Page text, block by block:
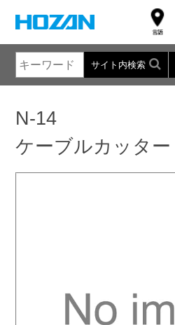
サイト内検索
N-14
ケーブルカッター